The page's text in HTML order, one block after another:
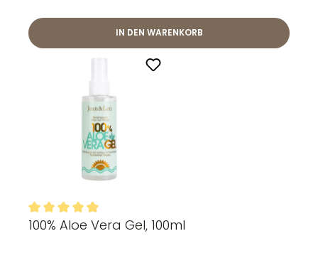
IN DEN WARENKORB
Durchschnittliche Bewertung von 4.93 von 5 Sternen
100% Aloe Vera Gel, 100ml